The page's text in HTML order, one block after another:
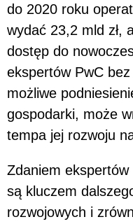
do 2020 roku
wydać 23,2 mld zł,
dostęp do
ekspertów PwC
możliwe
gospodarki, może
tempa jej rozwoju
Zdaniem
są kluczem
rozwojowych i